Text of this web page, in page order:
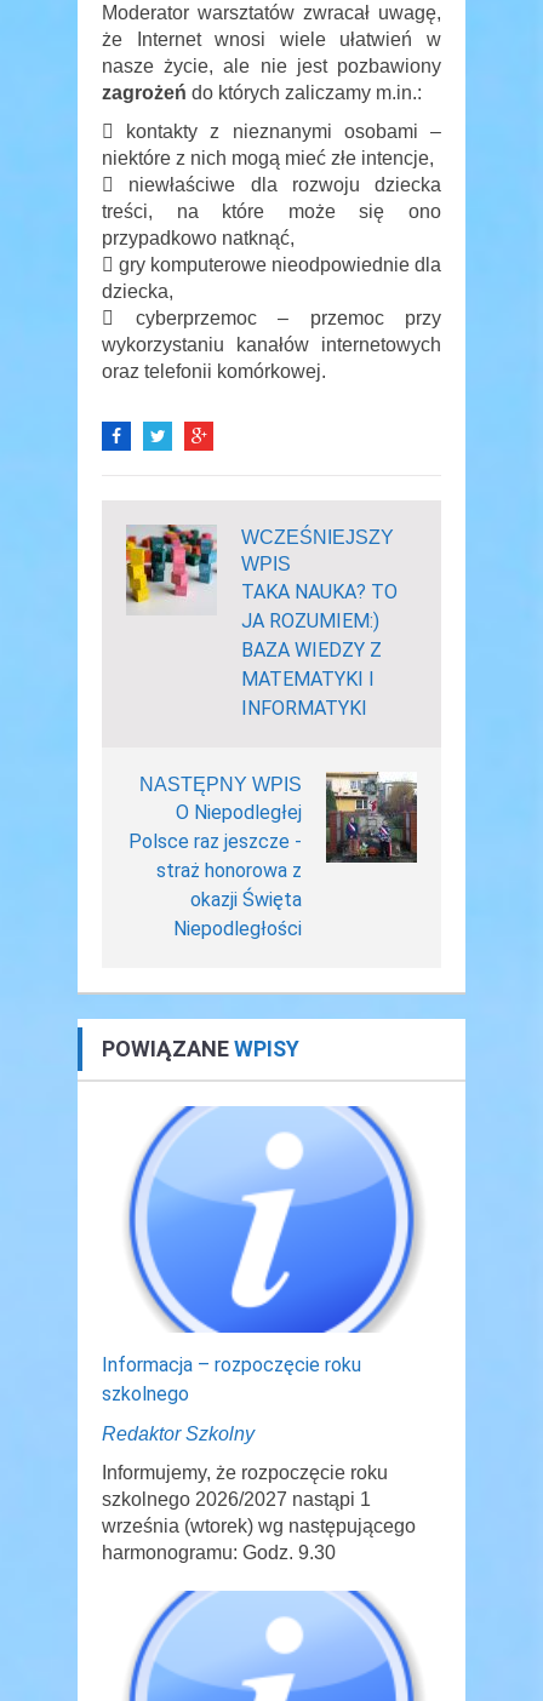
Moderator warsztatów zwracał uwagę,
że Internet wnosi wiele ułatwień w
nasze życie, ale nie jest pozbawiony
zagrożeń do których zaliczamy m.in.:
 kontakty z nieznanymi osobami –
niektóre z nich mogą mieć złe intencje,
 niewłaściwe dla rozwoju dziecka
treści, na które może się ono
przypadkowo natknąć,
 gry komputerowe nieodpowiednie dla
dziecka,
 cyberprzemoc – przemoc przy
wykorzystaniu kanałów internetowych
oraz telefonii komórkowej.
WCZEŚNIEJSZY
WPIS
TAKA NAUKA? TO
JA ROZUMIEM:)
BAZA WIEDZY Z
MATEMATYKI I
INFORMATYKI
NASTĘPNY WPIS
O Niepodległej
Polsce raz jeszcze -
straż honorowa z
okazji Święta
Niepodległości
POWIĄZANEWPISY
Informacja – rozpoczęcie roku
szkolnego
Redaktor Szkolny
Informujemy, że rozpoczęcie roku
szkolnego 2026/2027 nastąpi 1
września (wtorek) wg następującego
harmonogramu: Godz. 9.30